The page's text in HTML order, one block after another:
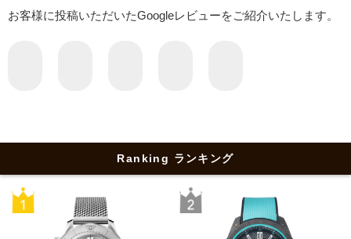
お客様に投稿いただいたGoogleレビューをご紹介いたします。
Ranking ランキング